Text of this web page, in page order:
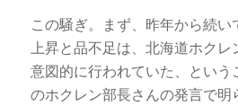
この騒ぎ。まず、昨年から続
上昇と品不足は、北海道ホクレ
意図的に行われていた、という
のホクレン部長さんの発言で明